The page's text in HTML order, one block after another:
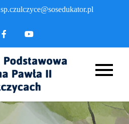
sp.czulczyce@sosedukator.pl
im. Jana